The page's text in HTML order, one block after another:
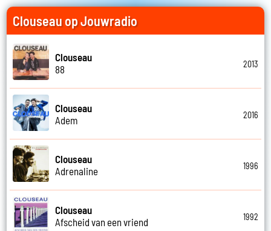
Clouseau op Jouwradio
Clouseau
88
2013
Clouseau
Adem
2016
Clouseau
Adrenaline
1996
Clouseau
Afscheid van een vriend
1992